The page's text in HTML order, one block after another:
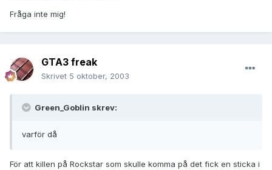
Fråga inte mig!
GTA3 freak
Skrivet 5 oktober, 2003
Green_Goblin skrev:
varför då
För att killen på Rockstar som skulle komma på det fick en sticka i